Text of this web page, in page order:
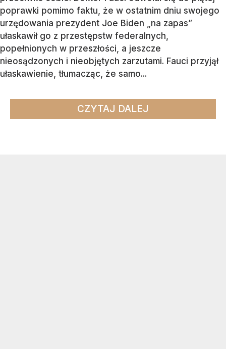
poprawki pomimo faktu, że w ostatnim dniu swojego
urzędowania prezydent Joe Biden „na zapas”
ułaskawił go z przestępstw federalnych,
popełnionych w przeszłości, a jeszcze
nieosądzonych i nieobjętych zarzutami. Fauci przyjął
ułaskawienie, tłumacząc, że samo...
CZYTAJ DALEJ